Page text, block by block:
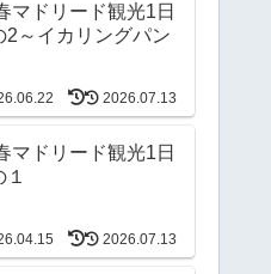
マドリード観光1日
2～イカリングパン
2026.07.13
マドリード観光1日
１
2026.07.13